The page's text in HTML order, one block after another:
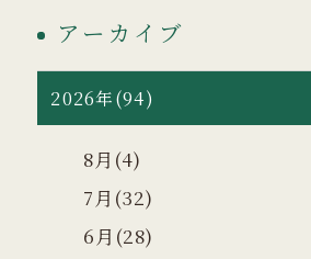
アーカイブ
2026年(94)
8月(4)
7月(32)
6月(28)